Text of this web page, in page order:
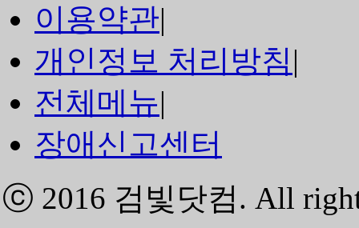
이용약관|
개인정보 처리방침 |
전체메뉴|
장애신고센터
ⓒ 2016 검빛닷컴. All